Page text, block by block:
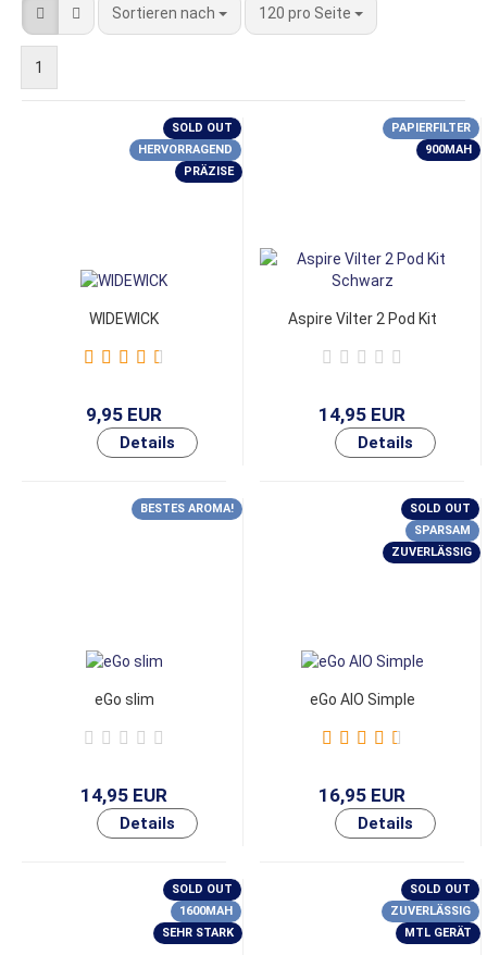
Sortieren nach 120 pro Seite
1
SOLD OUT
HERVORRAGEND
PRÄZISE
WIDEWICK
9,95 EUR
PAPIERFILTER
900MAH
Aspire Vilter 2 Pod Kit
14,95 EUR
BESTES AROMA!
eGo slim
14,95 EUR
SOLD OUT
SPARSAM
ZUVERLÄSSIG
eGo AIO Simple
16,95 EUR
SOLD OUT
1600MAH
SEHR STARK
SOLD OUT
ZUVERLÄSSIG
MTL GERÄT